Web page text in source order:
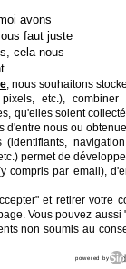
producteur de Radio
marseillaise.
Belle de Mai
Marseille
avons
faut juste
cela nous
, nous souhaitons
etc.),
qu'elles soient
d'entre nous ou
(identifiants,
permet de
compris par email),
et retirer votre
. Vous pouvez
non soumis au
powered by